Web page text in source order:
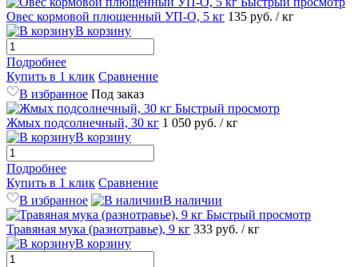
Овес кормовой плющенный УП-О, 5 кг 135 руб. / кг
В корзину
Подробнее
Купить в 1 клик Сравнение
В избранное Под заказ
Быстрый просмотр
Жмых подсолнечный, 30 кг 1 050 руб. / кг
В корзину
Подробнее
Купить в 1 клик Сравнение
В избранное
В наличии
Быстрый просмотр
Травяная мука (разнотравье), 9 кг 333 руб. / кг
В корзину